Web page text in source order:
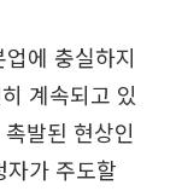
에 충실하지
계속되고 있
발된 현상인
가 주도할